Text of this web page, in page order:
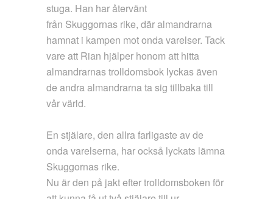
stuga. Han har återvänt
från Skuggornas rike, där almandrarna
hamnat i kampen mot onda varelser. Tack
vare att Rian hjälper honom att hitta
almandrarnas trolldomsbok lyckas även
de andra almandrarna ta sig tillbaka till
vår värld.
En stjälare, den allra farligaste av de
onda varelserna, har också lyckats lämna
Skuggornas rike.
Nu är den på jakt efter trolldomsboken för